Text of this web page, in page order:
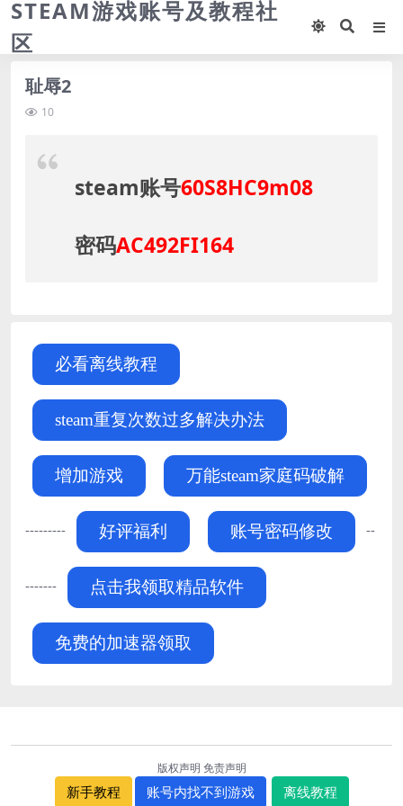
STEAM游戏账号及教程社
区
耻辱2
10
steam账号60S8HC9m08
密码AC492FI164
必看离线教程
steam重复次数过多解决办法
增加游戏 万能steam家庭码破解
--------- 好评福利 账号密码修改 --
------- 点击我领取精品软件
免费的加速器领取
版权声明 免责声明
新手教程 账号内找不到游戏 离线教程